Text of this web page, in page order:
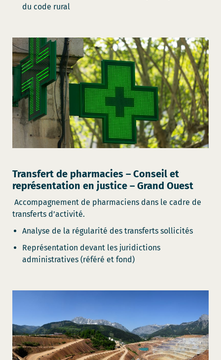
du code rural
Transfert de pharmacies – Conseil et
représentation en justice – Grand Ouest
Accompagnement de pharmaciens dans le cadre de
transferts d’activité.
Analyse de la régularité des transferts sollicités
Représentation devant les juridictions
administratives (référé et fond)